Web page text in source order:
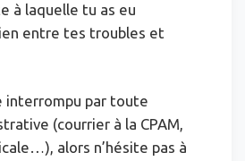
à laquelle tu as eu
entre tes troubles et
interrompu par toute
(courrier à la CPAM,
alors n’hésite pas à